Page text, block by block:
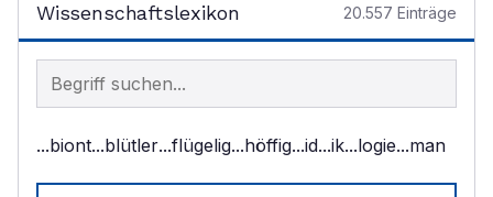
Wissenschaftslexikon 20.557 Einträge
Begriff im Lexikon suchen
...biont...blütler...flügelig...höffig...id...ik...logie...man